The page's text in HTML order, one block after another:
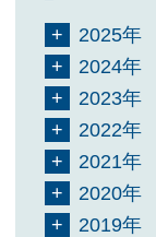
2025年
2024年
2023年
2022年
2021年
2020年
2019年